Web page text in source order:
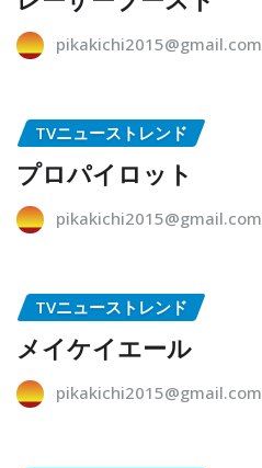
pikakichi2015@gmail.com
TVニューストレンド
プロパイロット
pikakichi2015@gmail.com
TVニューストレンド
メイケイエール
pikakichi2015@gmail.com